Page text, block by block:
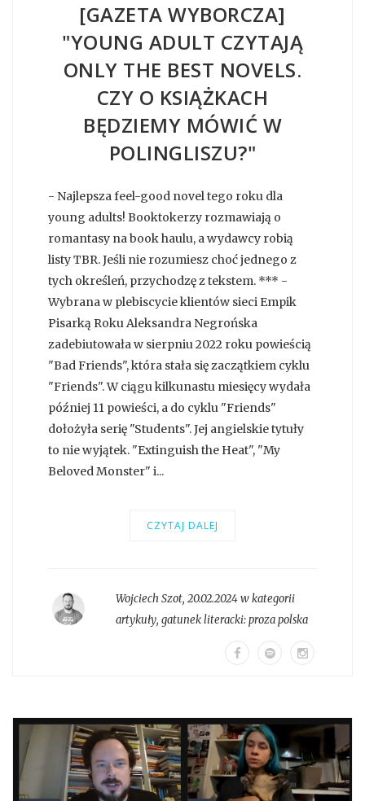
[GAZETA WYBORCZA]
"YOUNG ADULT CZYTAJĄ
ONLY THE BEST NOVELS.
CZY O KSIĄŻKACH
BĘDZIEMY MÓWIĆ W
POLINGLISZU?"
- Najlepsza feel-good novel tego roku dla
young adults! Booktokerzy rozmawiają o
romantasy na book haulu, a wydawcy robią
listy TBR. Jeśli nie rozumiesz choć jednego z
tych określeń, przychodzę z tekstem. *** -
Wybrana w plebiscycie klientów sieci Empik
Pisarką Roku Aleksandra Negrońska
zadebiutowała w sierpniu 2022 roku powieścią
"Bad Friends", która stała się zaczątkiem cyklu
"Friends". W ciągu kilkunastu miesięcy wydała
później 11 powieści, a do cyklu "Friends"
dołożyła serię "Students". Jej angielskie tytuły
to nie wyjątek. "Extinguish the Heat", "My
Beloved Monster" i...
CZYTAJ DALEJ
Wojciech Szot, 20.02.2024 w kategorii
artykuły, gatunek literacki:proza polska